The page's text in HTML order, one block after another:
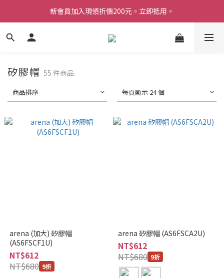
Welcome 台灣官方旗艦館
新會員加入現領折價200元。立即抵用。
Welcome 台灣官方旗艦館
矽膠帽 55 件商品
商品排序 每頁顯示 24 個
arena (加大) 矽膠帽
(AS6FSCF1U)
NT$612
NT$680 9折
arena 矽膠帽 (AS6FSCA2U)
NT$612
NT$680 9折